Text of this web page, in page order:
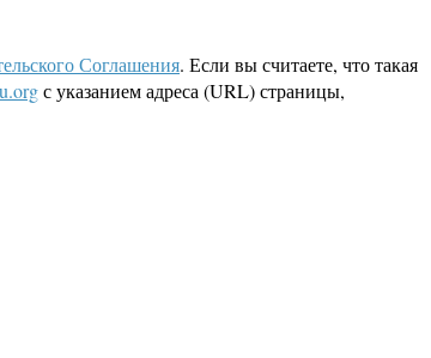
Соглашения. Если вы считаете, что такая
с указанием адреса (URL) страницы,